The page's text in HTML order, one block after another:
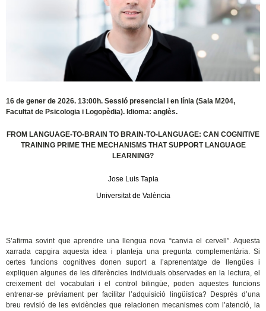
16 de gener de 2026. 13:00h. Sessió presencial i en línia (Sala M204,
Facultat de Psicologia i Logopèdia). Idioma: anglès.
FROM LANGUAGE-TO-BRAIN TO BRAIN-TO-LANGUAGE: CAN COGNITIVE
TRAINING PRIME THE MECHANISMS THAT SUPPORT LANGUAGE
LEARNING?
Jose Luis Tapia
Universitat de València
S’afirma sovint que aprendre una llengua nova “canvia el cervell”. Aquesta
xarrada capgira aquesta idea i planteja una pregunta complementària. Si
certes funcions cognitives donen suport a l’aprenentatge de llengües i
expliquen algunes de les diferències individuals observades en la lectura, el
creixement del vocabulari i el control bilingüe, poden aquestes funcions
entrenar-se prèviament per facilitar l’adquisició lingüística? Després d’una
breu revisió de les evidències que relacionen mecanismes com l’atenció, la